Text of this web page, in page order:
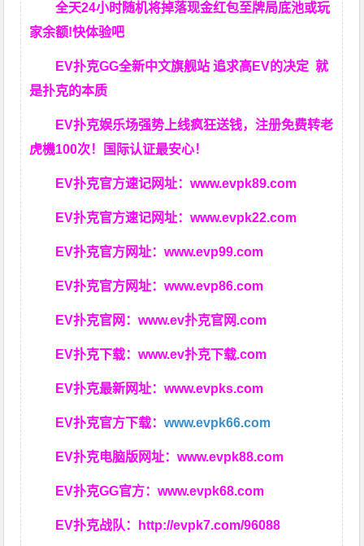
全天24小时随机将掉落现金红包至牌局底池或玩
家余额!快体验吧
EV扑克GG全新中文旗舰站 追求高EV 的决定就
是扑克的本质
EV扑克娱乐场强势上线疯狂送钱，注册免费转老
虎機100次！国际认证最安心！
EV扑克官方速记网址：www.evpk89.com
EV扑克官方速记网址：www.evpk22.com
EV扑克官方网址：www.evp99.com
EV扑克官方网址：www.evp86.com
EV扑克官网：www.ev扑克官网.com
EV扑克下载：www.ev扑克下载.com
EV扑克最新网址：www.evpks.com
EV扑克官方下载：www.evpk66.com
EV扑克电脑版网址：www.evpk88.com
EV扑克GG官方：www.evpk68.com
EV扑克战队： http://evpk7.com/96088